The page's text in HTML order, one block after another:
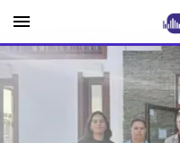
menu